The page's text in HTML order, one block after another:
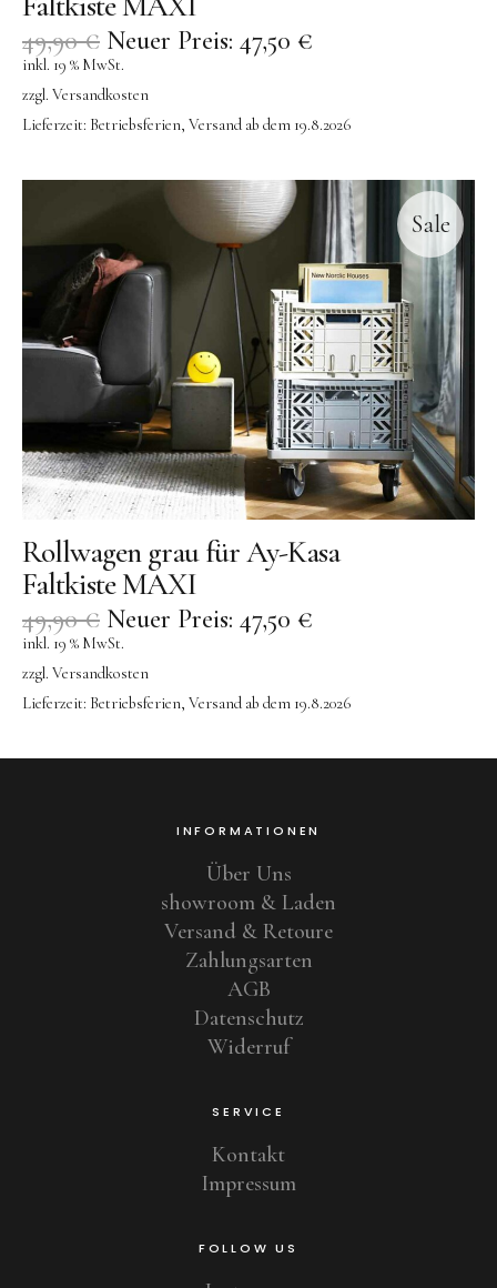
49,90€ Neuer Preis: 47,50 €
inkl. 19 % MwSt.
zzgl. Versandkosten
Lieferzeit: Betriebsferien, Versand ab dem 19.8.2026
Sale
Rollwagen grau für Ay-Kasa
Faltkiste MAXI
49,90€ Neuer Preis: 47,50 €
inkl. 19 % MwSt.
zzgl. Versandkosten
Lieferzeit: Betriebsferien, Versand ab dem 19.8.2026
INFORMATIONEN
Über Uns
showroom & Laden
Versand & Retoure
Zahlungsarten
AGB
Datenschutz
Widerruf
SERVICE
Kontakt
Impressum
FOLLOW US